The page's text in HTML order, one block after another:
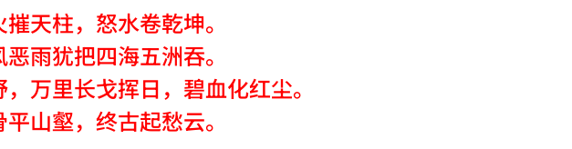
摧天柱，怒水卷乾坤。
恶雨犹把四海五洲吞。
万里长戈挥日，碧血化红尘。
山壑，终古起愁云。